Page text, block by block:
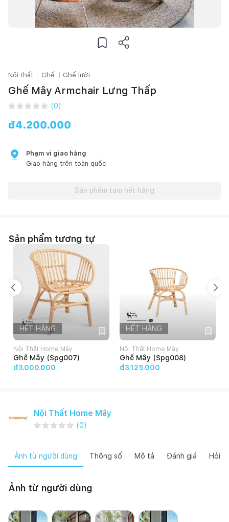
Nội thất Ghế Ghế lười
Ghế Mây Armchair Lưng Thấp
(0)
đ4.200.000
Phạm vi giao hàng
Giao hàng trên toàn quốc
Sản phẩm tạm hết hàng
Sản phẩm tương tự
HẾT HÀNG
Nội Thất Home Mây
Ghế Mây (Spg007)
đ3.000.000
HẾT HÀNG
Nội Thất Home Mây
Ghế Mây (Spg008)
đ3.125.000
Nội Thất Home Mây
(0)
Ảnh từ người dùng Thông số Mô tả Đánh giá Hỏi
Ảnh từ người dùng
Happynest
Mai Mốc
Happynest